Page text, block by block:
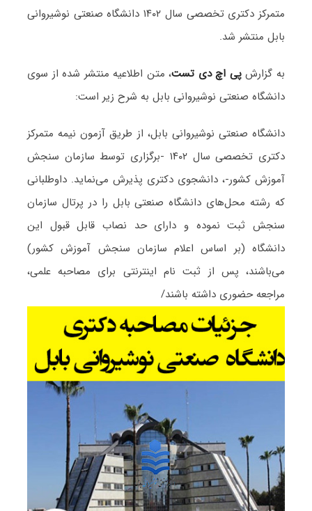
متمرکز دکتری تخصصی سال ۱۴۰۲ دانشگاه صنعتی نوشیروانی
بابل منتشر شد.
به گزارشپی اچ دی تست، متن اطلاعیه منتشر شده از سوی
دانشگاه صنعتی نوشیروانی بابل به شرح زیر است:
دانشگاه صنعتی نوشیروانی بابل، از طریق آزمون نیمه متمرکز
دکتری تخصصی سال ۱۴۰۲ -برگزاری توسط سازمان سنجش
آموزش کشور-، دانشجوی دکتری پذیرش می‌نماید. داوطلبانی
که رشته محل‌های دانشگاه صنعتی بابل را در پرتال سازمان
سنجش ثبت نموده و دارای حد نصاب قابل قبول این
دانشگاه (بر اساس اعلام سازمان سنجش آموزش کشور)
می‌باشند، پس از ثبت نام اینترنتی برای مصاحبه علمی،
مراجعه حضوری داشته باشند/